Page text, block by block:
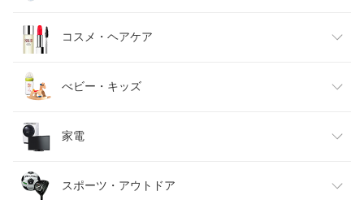
キッズファッション
ベビーファッション
インナー・下着・ナイトウェア
バッグ・小物・ブランド雑貨
スイーツ・お菓子
水・ソフトドリンク
ビール・洋酒
ワイン
日用品雑貨・文房具・手芸
ダイエット・健康
医薬品・コンタクト・介護
コスメ・ヘアケア
美容・コスメ・香水
べビー・キッズ
キッズ・ベビー・マタニティ
おもちゃ
家電
家電
スポーツ・アウトドア